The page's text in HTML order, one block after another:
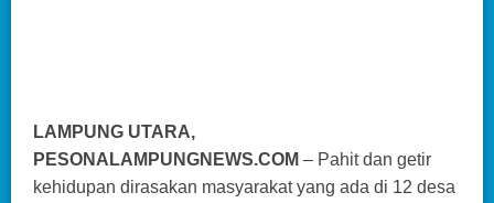
LAMPUNG UTARA,
PESONALAMPUNGNEWS.COM – Pahit dan getir
kehidupan dirasakan masyarakat yang ada di 12 desa